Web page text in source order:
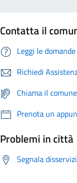
Contatta il
Leggi le
Richiedi
Chiama il
Prenota un
Problemi in città
Segnala